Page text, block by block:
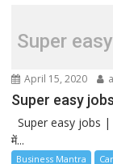
Super
April 15, 2020
Super easy
Super easy jobs |
में...
Business Mantra